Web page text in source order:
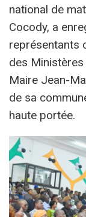
national de
Cocody, a
représentants
des
Maire Jean-
de sa
haute portée.